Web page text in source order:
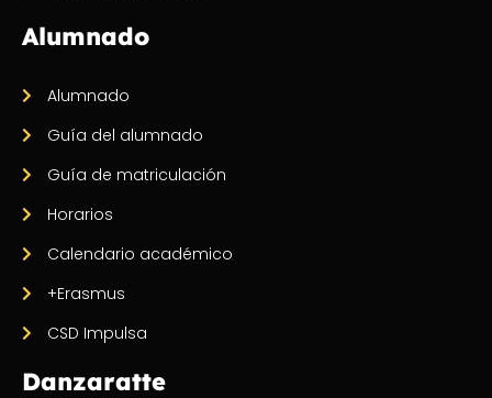
Alumnado
Alumnado
Guía del alumnado
Guía de matriculación
Horarios
Calendario académico
+Erasmus
CSD Impulsa
Danzaratte